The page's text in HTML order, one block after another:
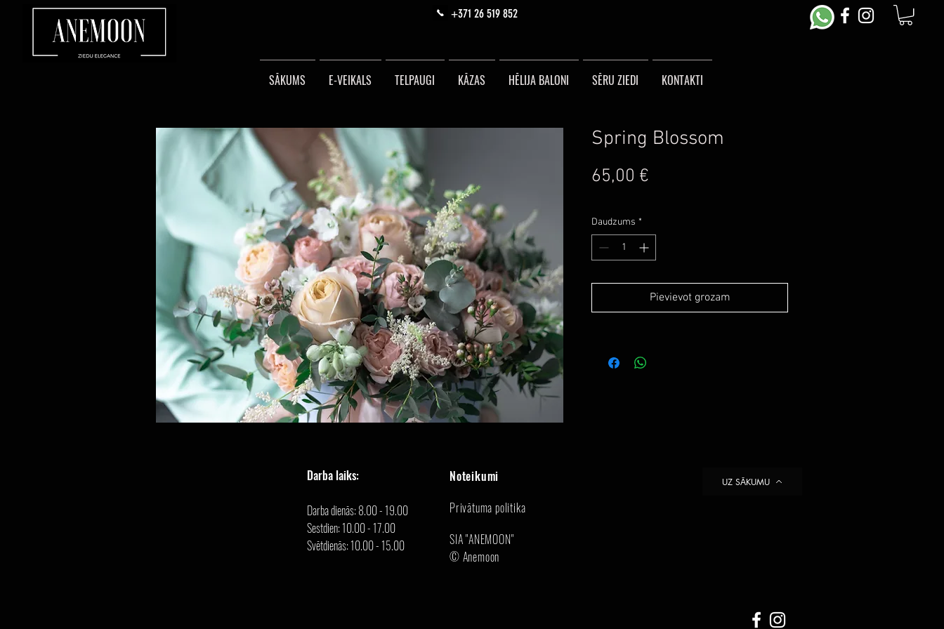
+371 26 519 852
SĀKUMS E-VEIKALS TELPAUGI KĀZAS HĒLIJA BALONI SĒRU ZIEDI KONTAKTI
Spring Blossom
65,00 €
Daudzums *
Pievievot grozam
Darba laiks:
Darba dienās: 8.00 - 19.00
Sestdien: 10.00 - 17.00
Svētdienās: 10.00 - 15.00
Noteikumi
Privātuma politika
SIA "ANEMOON"
© Anemoon
UZ SĀKUMU